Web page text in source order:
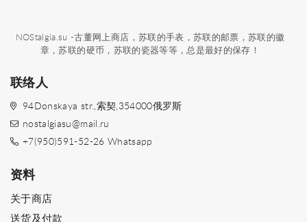
NOStalgia.su -古董网上商店，苏联的手表，苏联的邮票，苏联的徽
章，苏联的硬币，苏联的瓷器等等，总是最好的保存！
联络人
94Donskaya str.,索契,354000俄罗斯
nostalgiasu@mail.ru
+7(950)591-52-26 Whatsapp
资料
关于商店
送货及付款